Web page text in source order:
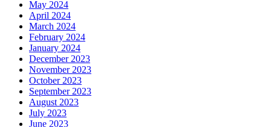
May 2024
April 2024
March 2024
February 2024
January 2024
December 2023
November 2023
October 2023
September 2023
August 2023
July 2023
June 2023